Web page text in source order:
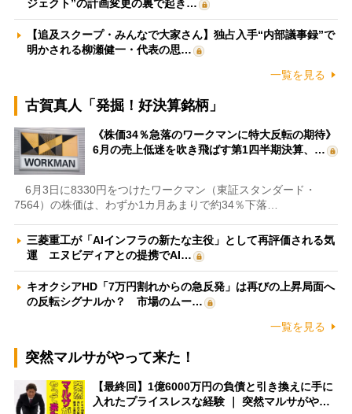
ジェクト”の計画変更の裏で起き…
【追及スクープ・みんなで大家さん】独占入手“内部議事録”で
明かされる柳瀬健一・代表の思…
一覧を見る
古賀真人「発掘！好決算銘柄」
《株価34％急落のワークマンに特大反転の期待》
6月の売上低迷を吹き飛ばす第1四半期決算、…
6月3日に8330円をつけたワークマン（東証スタンダード・
7564）の株価は、わずか1カ月あまりで約34％下落…
三菱重工が「AIインフラの新たな主役」として再評価される気
運 エヌビディアとの提携でAI…
キオクシアHD「7万円割れからの急反発」は再びの上昇局面へ
の反転シグナルか？ 市場のムー…
一覧を見る
突然マルサがやって来た！
【最終回】1億6000万円の負債と引き換えに手に
入れたプライスレスな経験 ｜ 突然マルサがや…